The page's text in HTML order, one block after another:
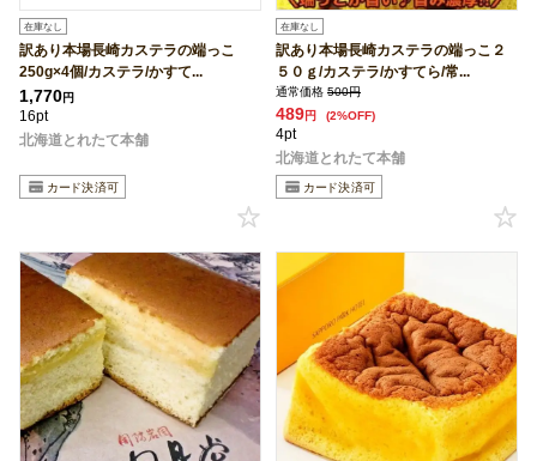
在庫なし
訳あり本場長崎カステラの端っこ
250g×4個/カステラ/かすて...
1,770円
16pt
北海道とれたて本舗
在庫なし
訳あり本場長崎カステラの端っこ２
５０ｇ/カステラ/かすてら/常...
通常価格 500円
489円 (2%OFF)
4pt
北海道とれたて本舗